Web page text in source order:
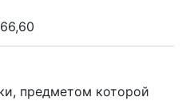
предметом которой